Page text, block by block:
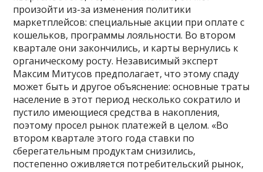
произойти из-за изменения политики
маркетплейсов: специальные акции при оплате с
кошельков, программы лояльности. Во втором
квартале они закончились, и карты вернулись к
органическому росту. Независимый эксперт
Максим Митусов предполагает, что этому спаду
может быть и другое объяснение: основные траты
население в этот период несколько сократило и
пустило имеющиеся средства в накопления,
поэтому просел рынок платежей в целом. «Во
втором квартале этого года ставки по
сберегательным продуктам снизились,
постепенно оживляется потребительский рынок,